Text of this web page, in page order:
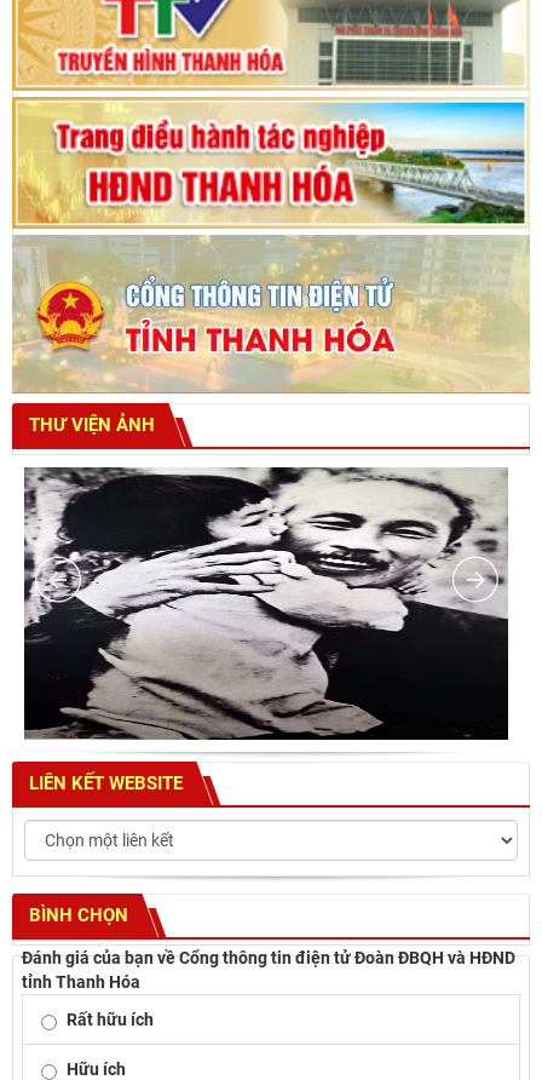
Bế mạc Kỳ họp thứ hai bốn, Hội đồng nhân dân
tỉnh khoá XVIII
THƯ VIỆN ẢNH
LIÊN KẾT WEBSITE
BÌNH CHỌN
Đánh giá của bạn về Cổng thông tin điện tử Đoàn ĐBQH và HĐND
tỉnh Thanh Hóa
Rất hữu ích
Hữu ích